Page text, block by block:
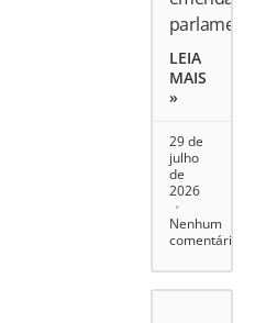
LEIA
MAIS
»
29 de
julho
de
2026
Nenhum
comentário